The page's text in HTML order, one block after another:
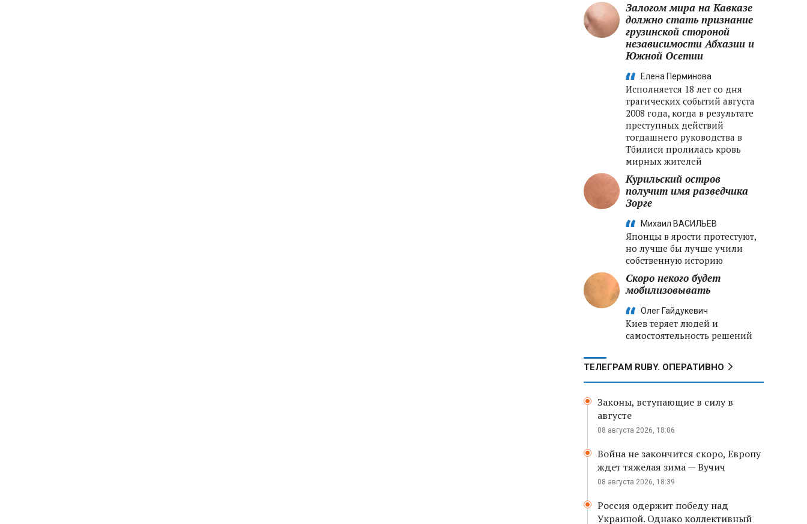
Залогом мира на Кавказе
должно стать признание
грузинской стороной
независимости Абхазии и
Южной Осетии
Елена Перминова
Исполняется 18 лет со дня
трагических событий августа
2008 года, когда в результате
преступных действий
тогдашнего руководства в
Тбилиси пролилась кровь
мирных жителей
Курильский остров
получит имя разведчика
Зорге
Михаил ВАСИЛЬЕВ
Японцы в ярости протестуют,
но лучше бы лучше учили
собственную историю
Скоро некого будет
мобилизовывать
Олег Гайдукевич
Киев теряет людей и
самостоятельность решений
ТЕЛЕГРАМ RUBY. ОПЕРАТИВНО
Законы, вступающие в силу в
августе
08 августа 2026, 18:06
Война не закончится скоро, Европу
ждет тяжелая зима — Вучич
08 августа 2026, 18:39
Россия одержит победу над
Украиной. Однако коллективный